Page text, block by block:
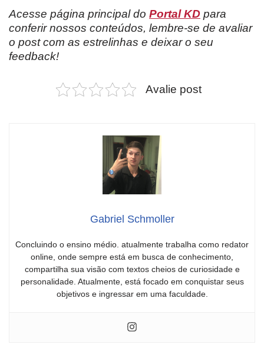
Acesse página principal do Portal KD para
conferir nossos conteúdos, lembre-se de avaliar
o post com as estrelinhas e deixar o seu
feedback!
Avalie post
Gabriel Schmoller
Concluindo o ensino médio. atualmente trabalha como redator
online, onde sempre está em busca de conhecimento,
compartilha sua visão com textos cheios de curiosidade e
personalidade. Atualmente, está focado em conquistar seus
objetivos e ingressar em uma faculdade.